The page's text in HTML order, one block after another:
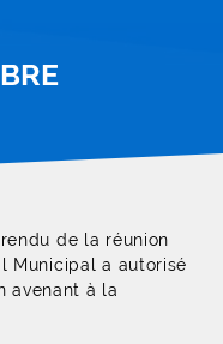
de la réunion
Municipal a autorisé
avenant à la